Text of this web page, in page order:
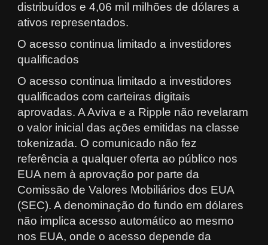
distribuídos e 4,06 mil milhões de dólares a
ativos representados.
O acesso continua limitado a investidores
qualificados
O acesso continua limitado a investidores
qualificados com carteiras digitais
aprovadas. A Aviva e a Ripple não revelaram
o valor inicial das ações emitidas na classe
tokenizada. O comunicado não fez
referência a qualquer oferta ao público nos
EUA nem à aprovação por parte da
Comissão de Valores Mobiliários dos EUA
(SEC). A denominação do fundo em dólares
não implica acesso automático ao mesmo
nos EUA, onde o acesso depende da